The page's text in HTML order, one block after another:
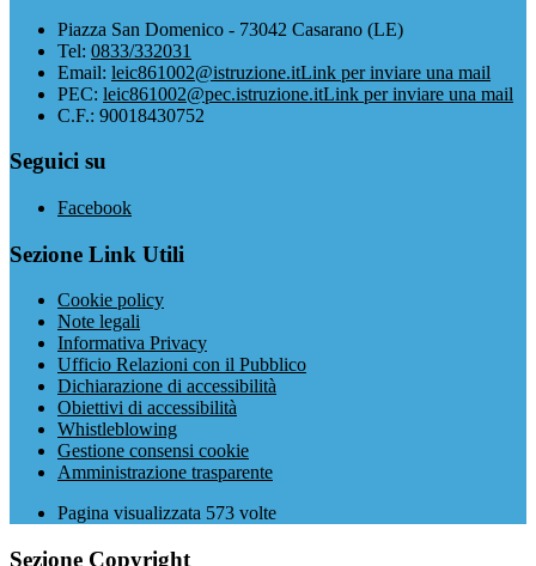
Piazza San Domenico - 73042 Casarano (LE)
Tel: 0833/332031
Email: leic861002@istruzione.itLink per inviare una mail
PEC: leic861002@pec.istruzione.itLink per inviare una mail
C.F.: 90018430752
Seguici su
Facebook
Sezione Link Utili
Cookie policy
Note legali
Informativa Privacy
Ufficio Relazioni con il Pubblico
Dichiarazione di accessibilità
Obiettivi di accessibilità
Whistleblowing
Gestione consensi cookie
Amministrazione trasparente
Pagina visualizzata 573 volte
Sezione Copyright